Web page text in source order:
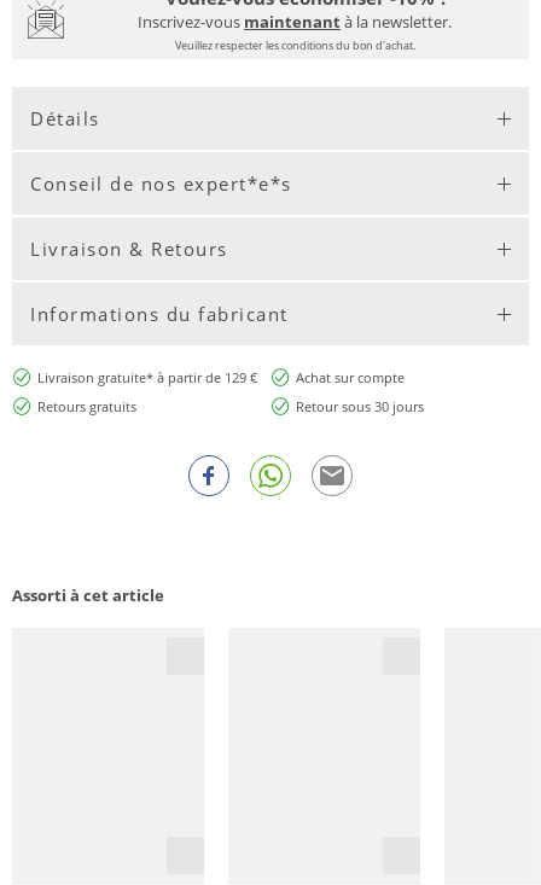
Inscrivez-vous maintenantà la newsletter.
Veuillez respecter les conditions du bon d'achat.
Détails
Conseil de nos expert*e*s
Livraison & Retours
Informations du fabricant
Livraison gratuite* à partir de 129 €
Achat sur compte
Retours gratuits
Retour sous 30 jours
Assorti à cet article